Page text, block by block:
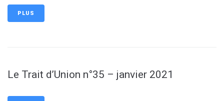
PLUS
Le Trait d’Union n°35 – janvier 2021